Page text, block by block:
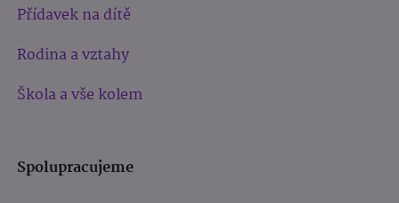
Přídavek na dítě
Rodina a vztahy
Škola a vše kolem
Spolupracujeme